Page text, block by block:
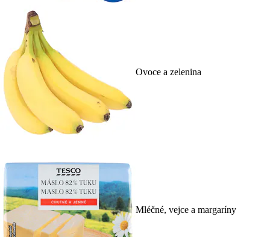
Ovoce a zelenina
Mléčné, vejce a margaríny